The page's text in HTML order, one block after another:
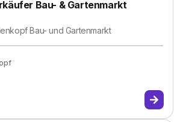
Bau- & Gartenmarkt
Bau- und Gartenmarkt